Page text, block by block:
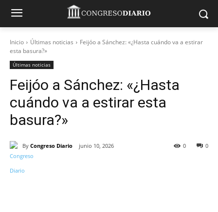
Inicio Últimas noticias
Feijóo a Sánchez: «¿Hasta cuándo va a estirar
esta basura?»
Últimas noticias
Feijóo a Sánchez: «¿Hasta
cuándo va a estirar esta
basura?»
By Congreso Diario junio 10, 2026 0
0